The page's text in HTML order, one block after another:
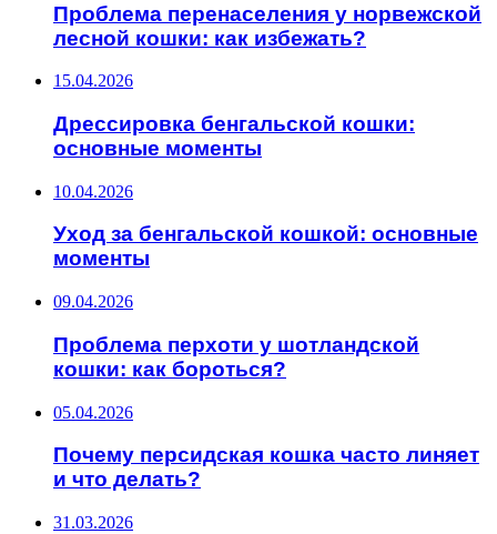
Проблема перенаселения у норвежской
лесной кошки: как избежать?
15.04.2026
Дрессировка бенгальской кошки:
основные моменты
10.04.2026
Уход за бенгальской кошкой: основные
моменты
09.04.2026
Проблема перхоти у шотландской
кошки: как бороться?
05.04.2026
Почему персидская кошка часто линяет
и что делать?
31.03.2026